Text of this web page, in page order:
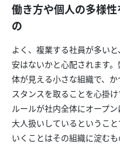
働き方や個人の多様
の
よく、複業する社員が多い
安はないかと心配されます
体が見える小さな組織で、
スタンスを取ることを心掛
ルールが社内全体にオープ
大人扱いしているというこ
いくことはその組織に淀む